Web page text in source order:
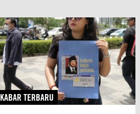
KABAR TERBARU